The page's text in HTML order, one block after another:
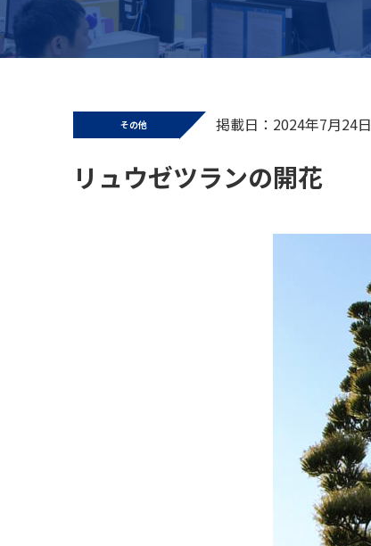
その他 掲載日：2024年7月24日
リュウゼツランの開花